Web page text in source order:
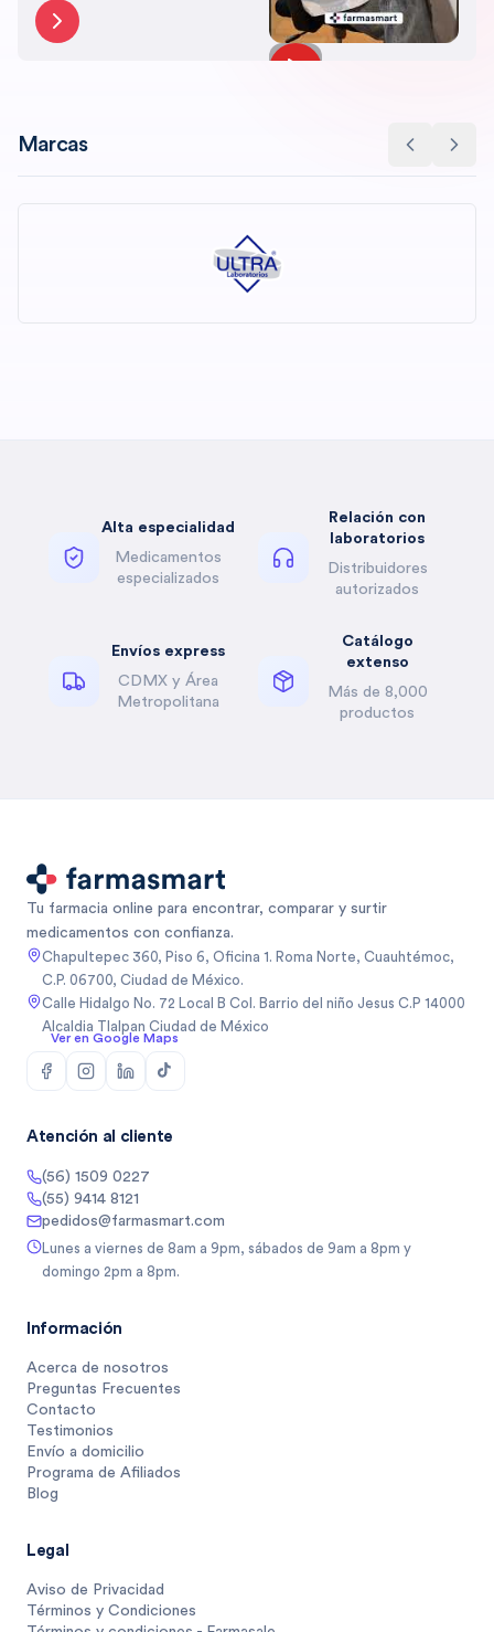
Marcas
Alta especialidad
Medicamentos
especializados
Relación con
laboratorios
Distribuidores
autorizados
Envíos express
CDMX y Área
Metropolitana
Catálogo
extenso
Más de 8,000
productos
Tu farmacia online para encontrar, comparar y surtir
medicamentos con confianza.
Chapultepec 360, Piso 6, Oficina 1. Roma Norte, Cuauhtémoc,
C.P. 06700, Ciudad de México.
Calle Hidalgo No. 72 Local B Col. Barrio del niño Jesus C.P 14000
Alcaldia Tlalpan Ciudad de México
Ver en Google Maps
Atención al cliente
(56) 1509 0227
(55) 9414 8121
pedidos@farmasmart.com
Lunes a viernes de 8am a 9pm, sábados de 9am a 8pm y
domingo 2pm a 8pm.
Información
Acerca de nosotros
Preguntas Frecuentes
Contacto
Testimonios
Envío a domicilio
Programa de Afiliados
Blog
Legal
Aviso de Privacidad
Términos y Condiciones